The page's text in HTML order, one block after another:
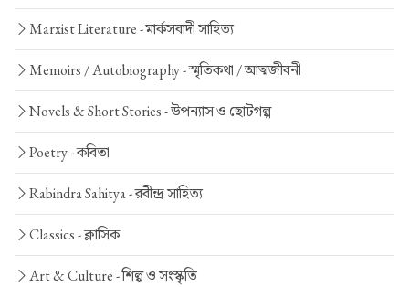
Marxist Literature -মার্কসবাদী সাহিত্য
Memoirs / Autobiography -স্মৃতিকথা / আত্মজীবনী
Novels & Short Stories -উপন্যাস ও ছোটগল্প
Poetry -কবিতা
Rabindra Sahitya -রবীন্দ্র সাহিত্য
Classics -ক্লাসিক
Art & Culture -শিল্প ও সংস্কৃতি